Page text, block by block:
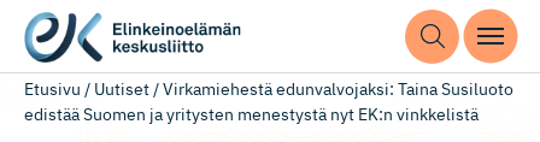
Etusivu / Uutiset/Virkamiehestä edunvalvojaksi: Taina Susiluoto
edistää Suomen ja yritysten menestystä nyt EK:n vinkkelistä